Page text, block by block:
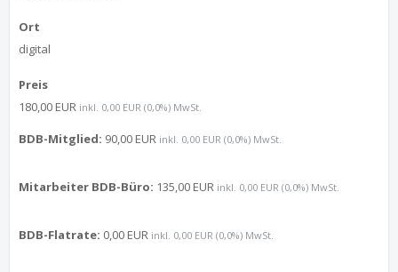
Ort
digital
Preis
180,00 EUR inkl. 0,00 EUR (0,0%) MwSt.
BDB-Mitglied: 90,00 EUR inkl. 0,00 EUR (0,0%) MwSt.
Mitarbeiter BDB-Büro: 135,00 EUR inkl. 0,00 EUR (0,0%) MwSt.
BDB-Flatrate: 0,00 EUR inkl. 0,00 EUR (0,0%) MwSt.